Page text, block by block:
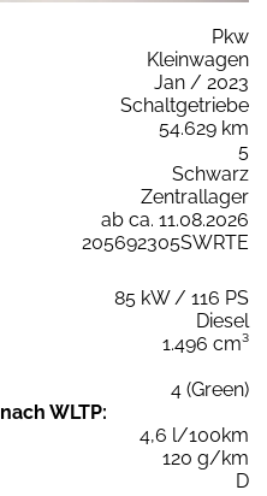
Pkw
Kleinwagen
Jan / 2023
Schaltgetriebe
54.629 km
5
Schwarz
Zentrallager
ab ca. 11.08.2026
205692305SWRTE
85 kW / 116 PS
Diesel
1.496 cm³
4 (Green)
WLTP:
4,6 l/100km
120 g/km
D